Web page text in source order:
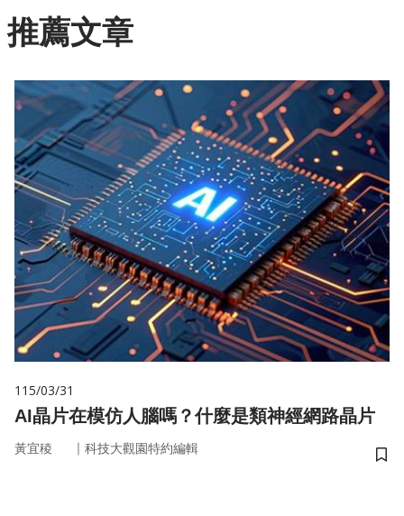
推薦文章
115/03/31
AI晶片在模仿人腦嗎？什麼是類神經網路晶片
黃宜稜 ｜ 科技大觀園特約編輯
儲